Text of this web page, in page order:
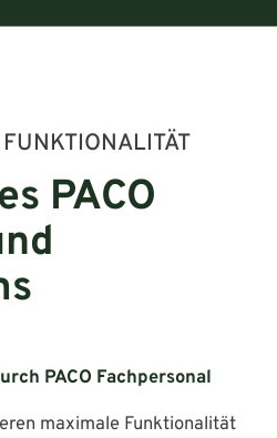
PACO
PACO Fachpersonal
maximale Funktionalität